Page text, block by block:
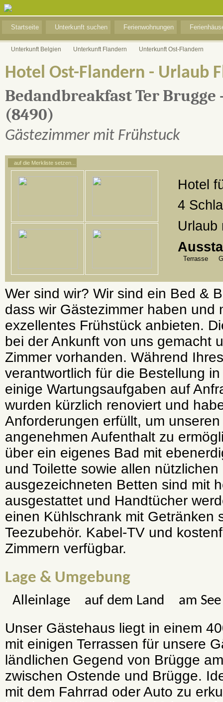
Startseite Unterkunft suchen Ferienwohnungen
Unterkunft Belgien Unterkunft Flandern Unterkunft Ost-Flandern
Hotel Ost-Flandern - Urlaub
Bedandbreakfast Ter Brugge
(8490)
Gästezimmer mit Frühstuck
auf die Merkliste setzen...
Hotel
4
Urlaub
Terrasse
Wer sind wir? Wir sind ein Bed &
dass wir Gästezimmer haben und
exzellentes Frühstück anbieten.
bei der Ankunft von uns gemacht
Zimmer vorhanden. Während
verantwortlich für die Bestellung
einige Wartungsaufgaben auf
wurden kürzlich renoviert und
Anforderungen erfüllt, um
angenehmen Aufenthalt zu
über ein eigenes Bad mit
und Toilette sowie allen
ausgezeichneten Betten sind mit
ausgestattet und Handtücher
einen Kühlschrank mit Getränken
Teezubehör. Kabel-TV und
Zimmern verfügbar.
Lage & Umgebung
Alleinlage auf dem Land am See
Unser Gästehaus liegt in einem
mit einigen Terrassen für unsere
ländlichen Gegend von Brügge
zwischen Ostende und Brügge.
mit dem Fahrrad oder Auto zu